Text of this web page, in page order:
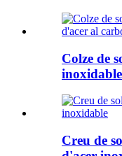
Colze de
Creu de